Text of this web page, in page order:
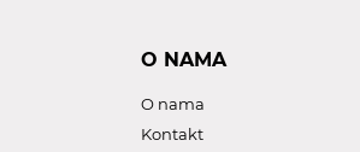
O NAMA
O nama
Kontakt